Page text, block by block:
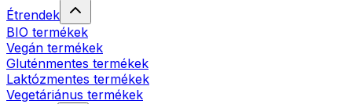
Étrendek
BIO termékek
Vegán termékek
Gluténmentes termékek
Laktózmentes termékek
Vegetáriánus termékek